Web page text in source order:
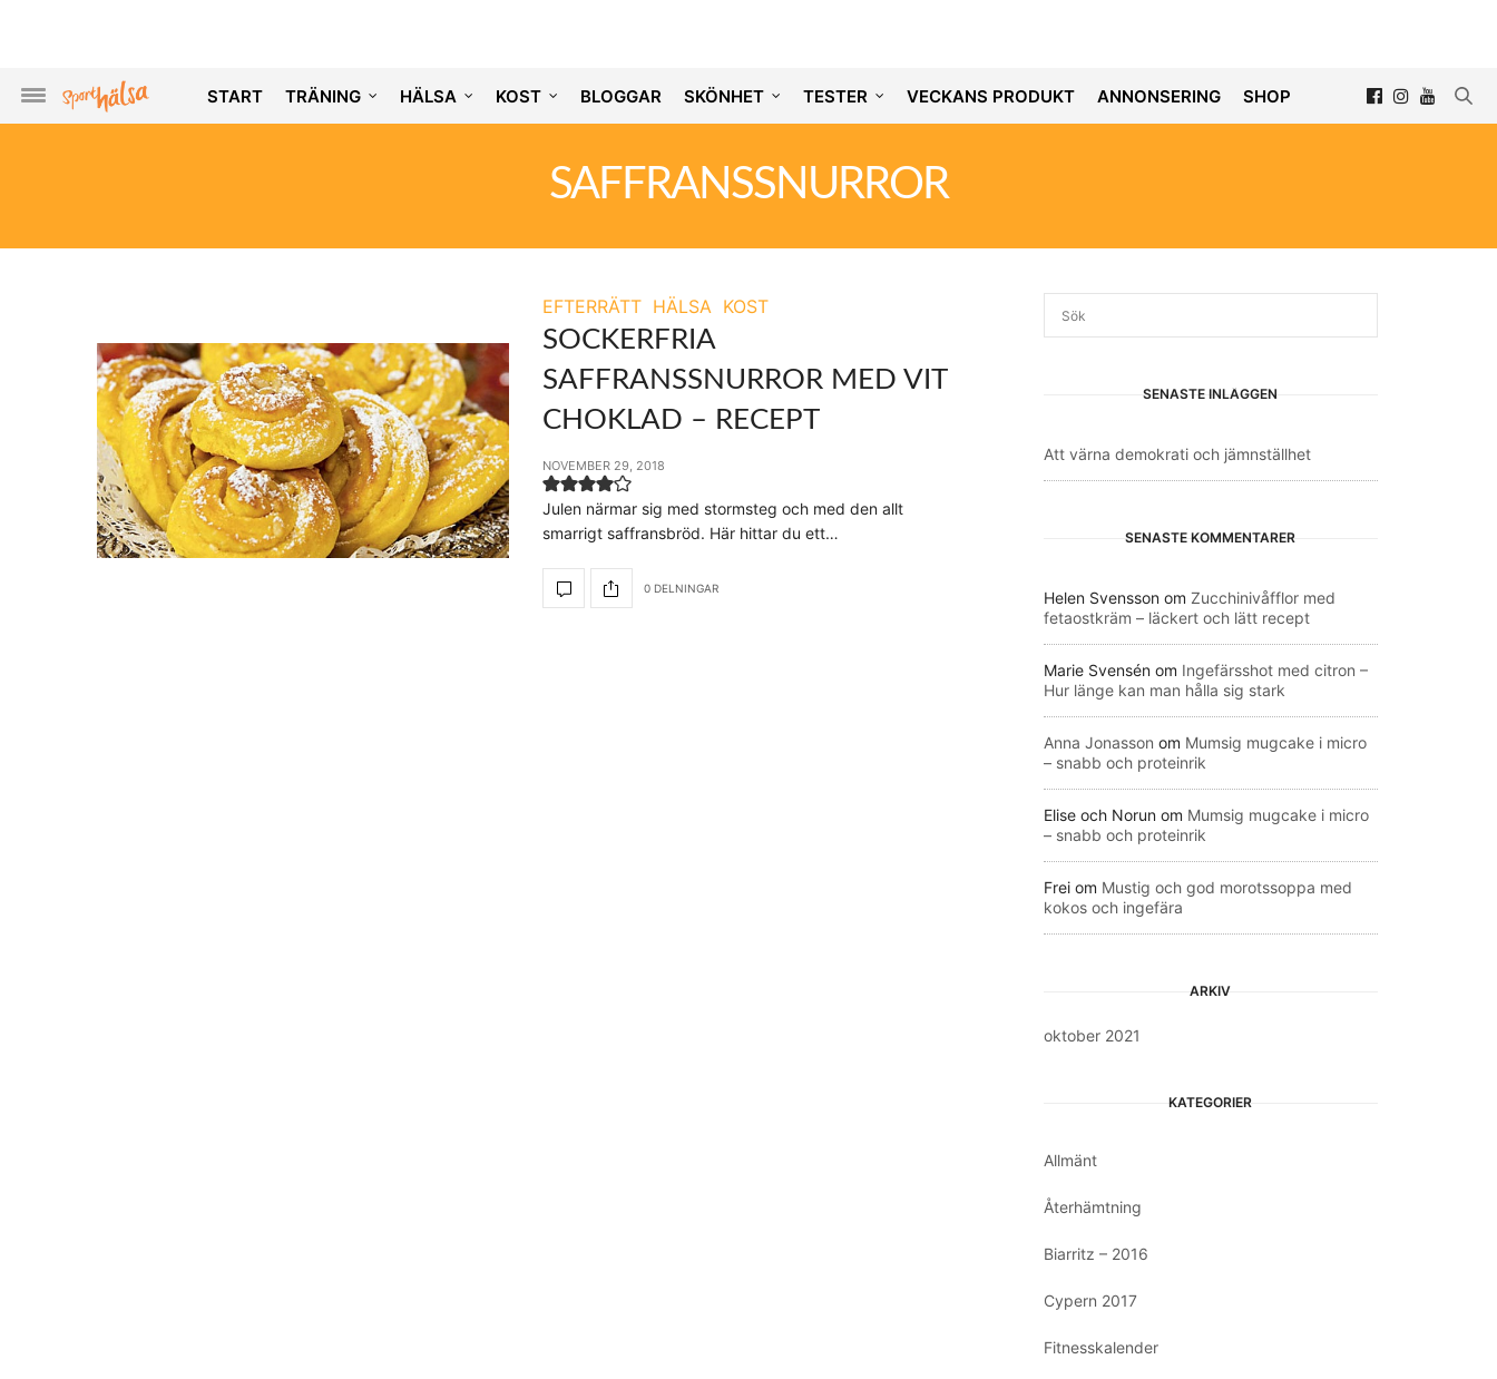
START TRÄNING HÄLSA KOST BLOGGAR SKÖNHET TESTER VECKANS PRODUKT ANNONSERING SHOP
SAFFRANSSNURROR
EFTERRÄTT HÄLSA KOST
SOCKERFRIA
SAFFRANSSNURROR MED VIT
CHOKLAD – RECEPT
NOVEMBER 29, 2018
Julen närmar sig med stormsteg och med den allt
smarrigt saffransbröd. Här hittar du ett…
0 DELNINGAR
SENASTE INLÄGGEN
Att värna demokrati och jämnställhet
SENASTE KOMMENTARER
Helen Svensson om Zucchinivåfflor med
fetaostkräm – läckert och lätt recept
Marie Svensén om Ingefärsshot med citron –
Hur länge kan man hålla sig stark
Anna Jonasson om Mumsig mugcake i micro
– snabb och proteinrik
Elise och Norun om Mumsig mugcake i micro
– snabb och proteinrik
Frei om Mustig och god morotssoppa med
kokos och ingefära
ARKIV
oktober 2021
KATEGORIER
Allmänt
Återhämtning
Biarritz – 2016
Cypern 2017
Fitnesskalender